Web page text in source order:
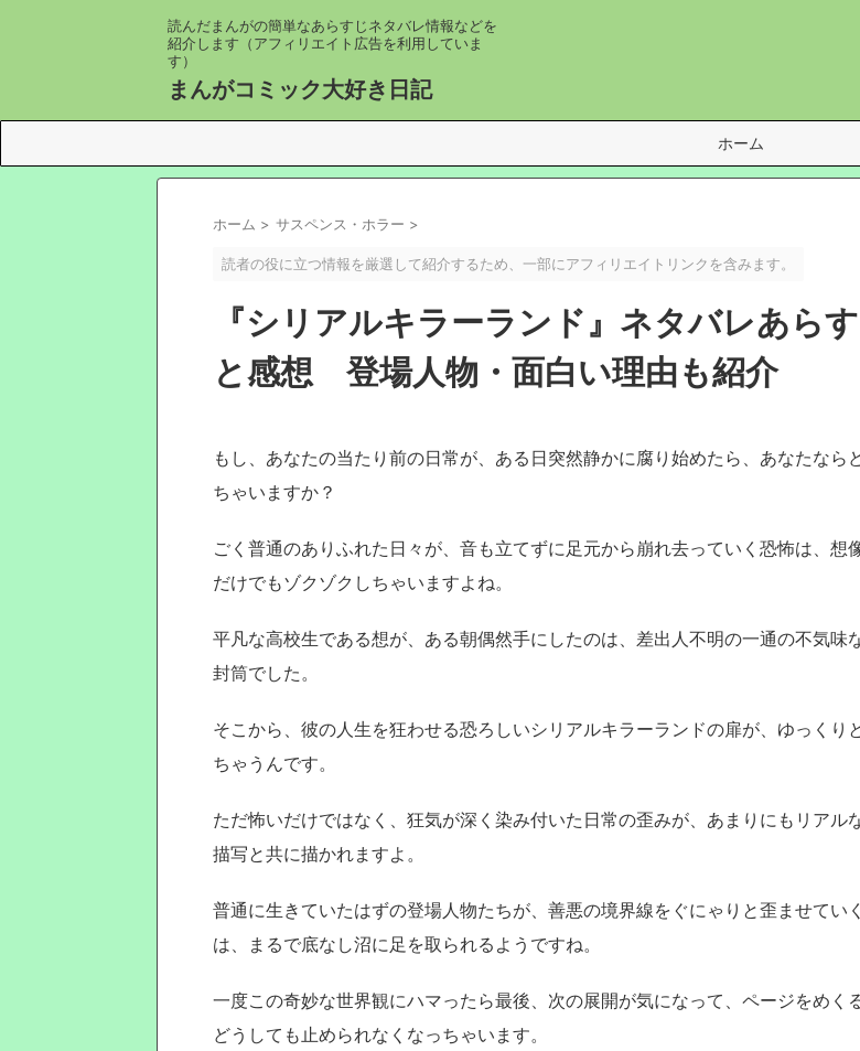
読んだまんがの簡単なあらすじネタバレ情報などを
紹介します（アフィリエイト広告を利用していま
す）
まんがコミック大好き日記
ホーム
ホーム > サスペンス・ホラー >
読者の役に立つ情報を厳選して紹介するため、一部にアフィリエイトリンクを含みます。
『シリアルキラーランド』ネタバレあら
と感想 登場人物・面白い理由も紹介
もし、あなたの当たり前の日常が、ある日突然静かに腐り始めたら、あなたなら
ちゃいますか？
ごく普通のありふれた日々が、音も立てずに足元から崩れ去っていく恐怖は、想
だけでもゾクゾクしちゃいますよね。
平凡な高校生である想が、ある朝偶然手にしたのは、差出人不明の一通の不気味
封筒でした。
そこから、彼の人生を狂わせる恐ろしいシリアルキラーランドの扉が、ゆっくり
ちゃうんです。
ただ怖いだけではなく、狂気が深く染み付いた日常の歪みが、あまりにもリアル
描写と共に描かれますよ。
普通に生きていたはずの登場人物たちが、善悪の境界線をぐにゃりと歪ませてい
は、まるで底なし沼に足を取られるようですね。
一度この奇妙な世界観にハマったら最後、次の展開が気になって、ページをめく
どうしても止められなくなっちゃいます。